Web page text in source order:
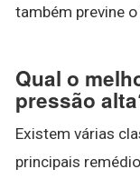
também previne
Qual o
pressão
Existem várias
principais